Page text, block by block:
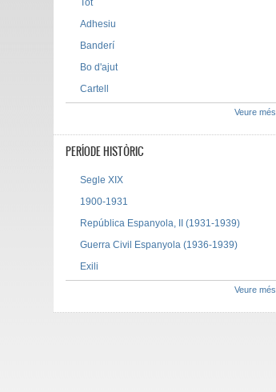
Tot
Adhesiu
Banderí
Bo d'ajut
Cartell
Veure més
PERÍODE HISTÒRIC
Segle XIX
1900-1931
República Espanyola, II (1931-1939)
Guerra Civil Espanyola (1936-1939)
Exili
Veure més